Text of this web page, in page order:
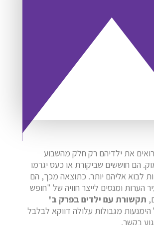
את ילדיהם רק חלק מהשבוע
הם חוששים שביקורת או כעס יגרמו
לבוא אליהם יותר. כתוצאה מכך, הם
הערות ומנסים לייצר חוויה של "חופש
תקשורת עם ילדים בפרק ב'
מגבולות עלולה דווקא לבלבל
בקשר.